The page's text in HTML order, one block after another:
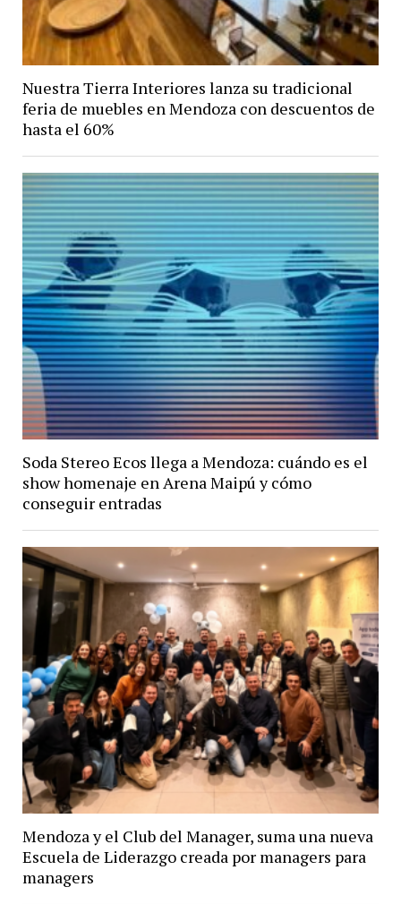
Nuestra Tierra Interiores lanza su tradicional
feria de muebles en Mendoza con descuentos de
hasta el 60%
Soda Stereo Ecos llega a Mendoza: cuándo es el
show homenaje en Arena Maipú y cómo
conseguir entradas
Mendoza y el Club del Manager, suma una nueva
Escuela de Liderazgo creada por managers para
managers